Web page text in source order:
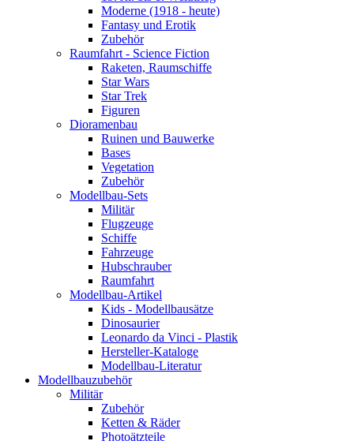
Moderne (1918 - heute)
Fantasy und Erotik
Zubehör
Raumfahrt - Science Fiction
Raketen, Raumschiffe
Star Wars
Star Trek
Figuren
Dioramenbau
Ruinen und Bauwerke
Bases
Vegetation
Zubehör
Modellbau-Sets
Militär
Flugzeuge
Schiffe
Fahrzeuge
Hubschrauber
Raumfahrt
Modellbau-Artikel
Kids - Modellbausätze
Dinosaurier
Leonardo da Vinci - Plastik
Hersteller-Kataloge
Modellbau-Literatur
Modellbauzubehör
Militär
Zubehör
Ketten & Räder
Photoätzteile